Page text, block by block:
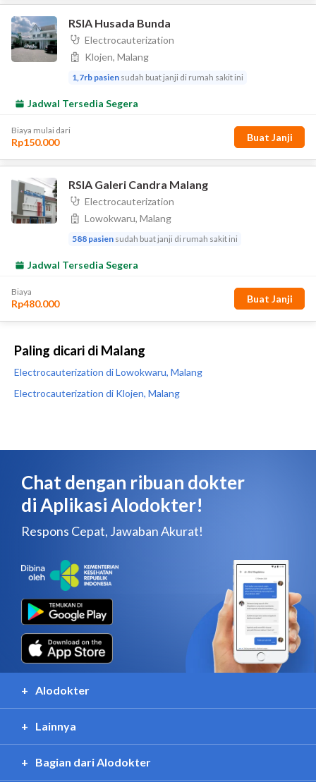
Paling dicari di Malang
Electrocauterization di Lowokwaru, Malang
Electrocauterization di Klojen, Malang